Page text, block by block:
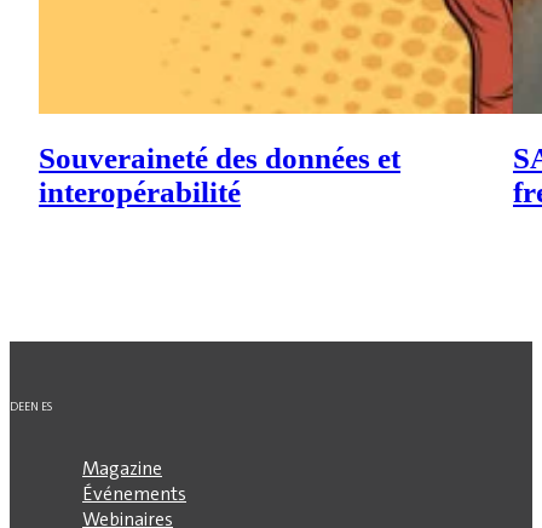
Souveraineté des données et
interopérabilité
DEEN ES
Magazine
Événements
Webinaires